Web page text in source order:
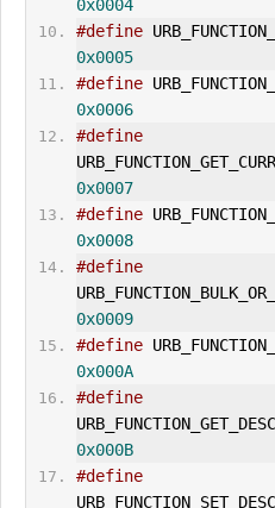
0x0004
#define
0x0005
#define
0x0006
#define
URB_FUNCTION_ GET_CUR
0x0007
#define
0x0008
#define
0x0009
#define
0x000A
#define
URB_FUNCTION_
0x000B
#define
URB_FUNCTION_